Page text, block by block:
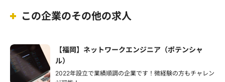
この企業のその他の求人
【福岡】ネットワークエンジニア（ポテンシャ
ル）
2022年設立で業績順調の企業です！微経験の方もチャレン